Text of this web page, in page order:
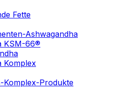
Fette
Ashwagandha
KSM-66®
Komplex
Komplex-Produkte